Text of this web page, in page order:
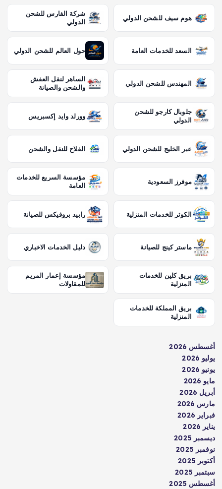
هوم سيف للشحن الدولي
شركة الفارس للشحن
الدولي
السعد للخدمات العامة حول العالم للشحن الدولي
المهندس للشحن الدولي
الساهر لنقل العفش
والشحن والصيانة
جلوبال كارجو للشحن
الدولي
وورلد وايد إكسبريس
عبر الخليج للشحن الدولي الفلاح للنقل والشحن
موفرز السعودية
مؤسسة السريع للخدمات
العامة
الكوثر للخدمات المنزلية رابيد بروفيكس للصيانة
ماستر كينج للصيانة دليل الخدمات الاخباري
بريق كلين للخدمات
المنزلية
مؤسسة إعمار المريم
للمقاولات
بريق المملكة للخدمات
المنزلية
أغسطس 2026
يوليو 2026
يونيو 2026
مايو 2026
أبريل 2026
مارس 2026
فبراير 2026
يناير 2026
ديسمبر 2025
نوفمبر 2025
أكتوبر 2025
سبتمبر 2025
أغسطس 2025